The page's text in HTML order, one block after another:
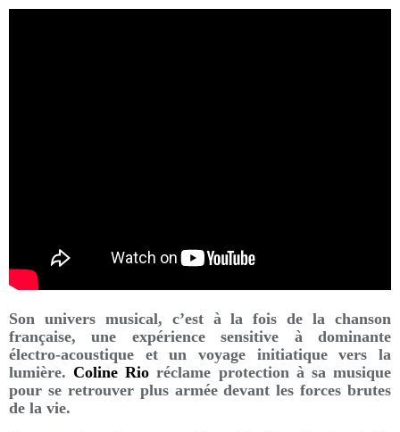
Son univers musical, c’est à la fois de la chanson
française, une expérience sensitive à dominante
électro-acoustique et un voyage initiatique vers la
lumière.Coline Rio réclame protection à sa musique
pour se retrouver plus armée devant les forces brutes
de la vie.